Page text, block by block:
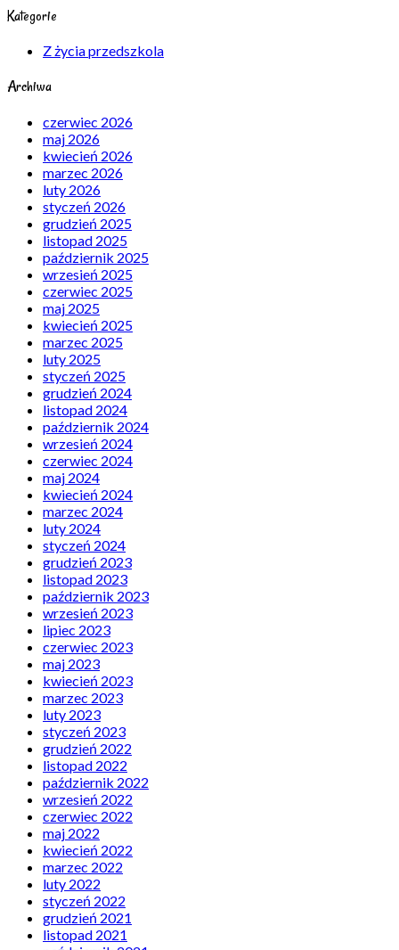
Kategorie
Z życia przedszkola
Archiwa
czerwiec 2026
maj 2026
kwiecień 2026
marzec 2026
luty 2026
styczeń 2026
grudzień 2025
listopad 2025
październik 2025
wrzesień 2025
czerwiec 2025
maj 2025
kwiecień 2025
marzec 2025
luty 2025
styczeń 2025
grudzień 2024
listopad 2024
październik 2024
wrzesień 2024
czerwiec 2024
maj 2024
kwiecień 2024
marzec 2024
luty 2024
styczeń 2024
grudzień 2023
listopad 2023
październik 2023
wrzesień 2023
lipiec 2023
czerwiec 2023
maj 2023
kwiecień 2023
marzec 2023
luty 2023
styczeń 2023
grudzień 2022
listopad 2022
październik 2022
wrzesień 2022
czerwiec 2022
maj 2022
kwiecień 2022
marzec 2022
luty 2022
styczeń 2022
grudzień 2021
listopad 2021